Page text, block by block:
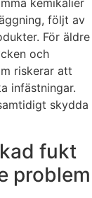
följt av
För äldre
och
riskerar att
infästningar.
skydda
fukt
problem